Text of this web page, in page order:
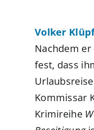
Volker
Nachdem
fest, dass
Kommissar
Krimireihe